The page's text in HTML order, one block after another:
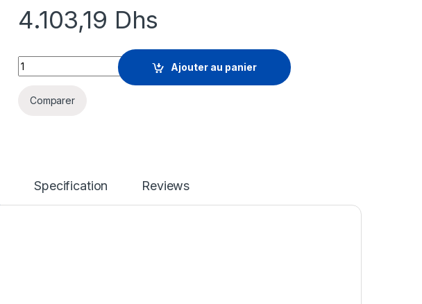
4.103,19 Dhs
Trend Micro Vision One Endpoint Security Pro - licence d'abonnement - 1
Ajouter au panier
Comparer
Specification Reviews